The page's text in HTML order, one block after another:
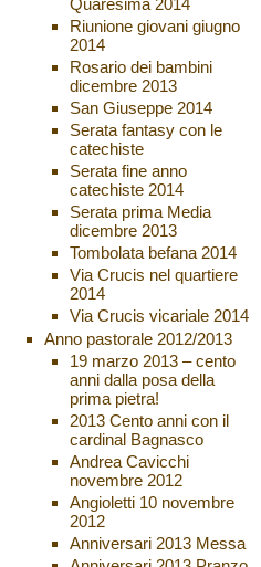
Quaresima 2014
Riunione giovani giugno
2014
Rosario dei bambini
dicembre 2013
San Giuseppe 2014
Serata fantasy con le
catechiste
Serata fine anno
catechiste 2014
Serata prima Media
dicembre 2013
Tombolata befana 2014
Via Crucis nel quartiere
2014
Via Crucis vicariale 2014
Anno pastorale 2012/2013
19 marzo 2013 – cento
anni dalla posa della
prima pietra!
2013 Cento anni con il
cardinal Bagnasco
Andrea Cavicchi
novembre 2012
Angioletti 10 novembre
2012
Anniversari 2013 Messa